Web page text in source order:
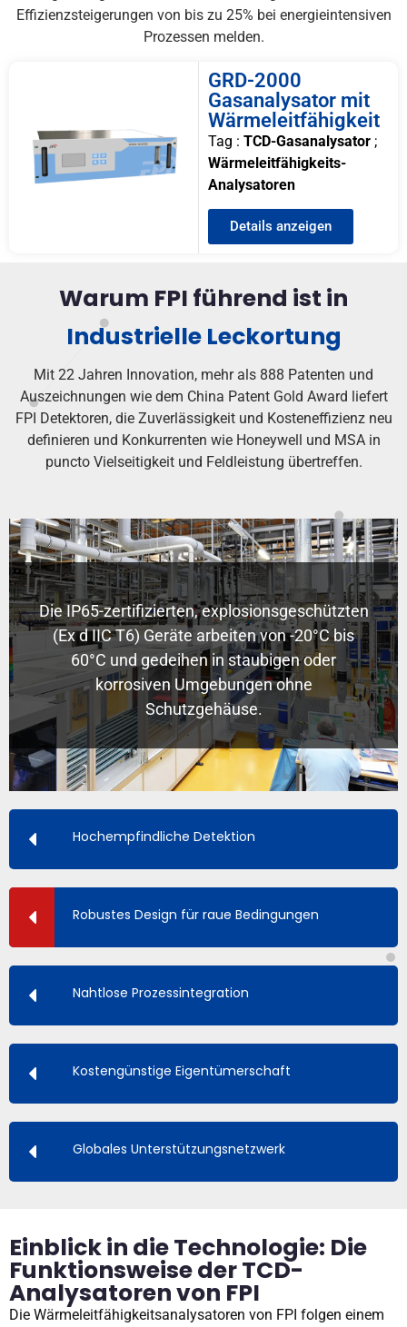
Effizienzsteigerungen von bis zu 25% bei energieintensiven
Prozessen melden.
GRD-2000
Gasanalysator mit
Wärmeleitfähigkeit
Tag : TCD-Gasanalysator ;
Wärmeleitfähigkeits-
Analysatoren
Details anzeigen
Warum FPI führend ist in
Industrielle Leckortung
Mit 22 Jahren Innovation, mehr als 888 Patenten und
Auszeichnungen wie dem China Patent Gold Award liefert
FPI Detektoren, die Zuverlässigkeit und Kosteneffizienz neu
definieren und Konkurrenten wie Honeywell und MSA in
puncto Vielseitigkeit und Feldleistung übertreffen.
Die IP65-zertifizierten, explosionsgeschützten
(Ex d IIC T6) Geräte arbeiten von -20°C bis
60°C und gedeihen in staubigen oder
korrosiven Umgebungen ohne
Schutzgehäuse.
Hochempfindliche Detektion
Robustes Design für raue Bedingungen
Nahtlose Prozessintegration
Kostengünstige Eigentümerschaft
Globales Unterstützungsnetzwerk
Einblick in die Technologie: Die
Funktionsweise der TCD-
Analysatoren von FPI
Die Wärmeleitfähigkeitsanalysatoren von FPI folgen einem